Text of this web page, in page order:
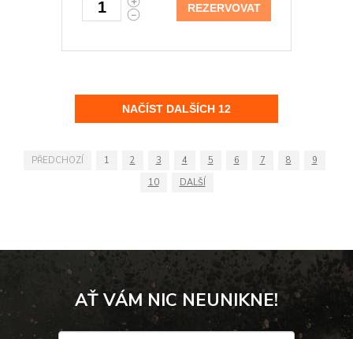
REZERVOVAT
PŘEDCHOZÍ 1 2 3 4 5 6 7 8
9
10
DALŠÍ
AŤ VÁM NIC NEUNIKNE!